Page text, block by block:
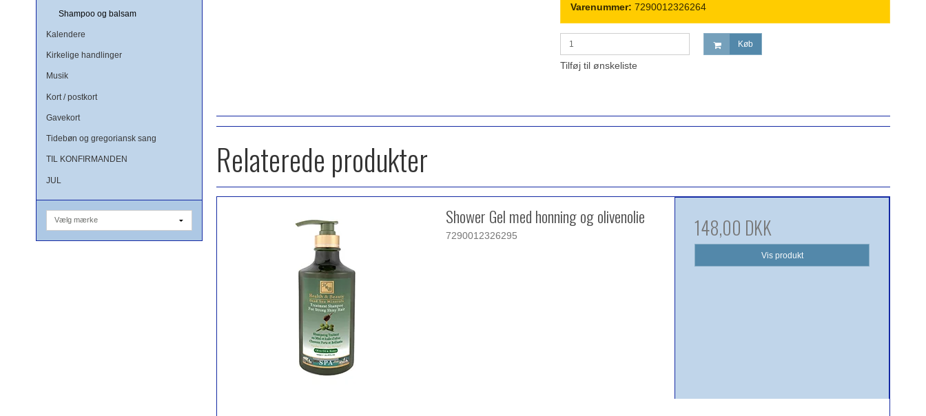
Shampoo og balsam
Kalendere
Kirkelige handlinger
Musik
Kort / postkort
Gavekort
Tidebøn og gregoriansk sang
TIL KONFIRMANDEN
JUL
Varenummer: 7290012326264
Køb
Tilføj til ønskeliste
Relaterede produkter
Shower Gel med honning og olivenolie
7290012326295 148,00 DKK
Vis produkt